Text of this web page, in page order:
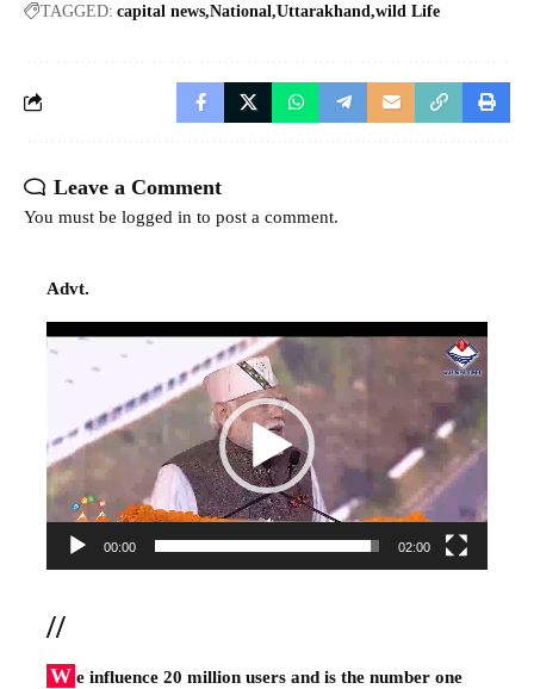
TAGGED: capital news National Uttarakhand wild Life
Leave a Comment
You must be logged in to post a comment.
Advt.
Video
00:00 02:00
//
W e influence 20 million users and is the number one